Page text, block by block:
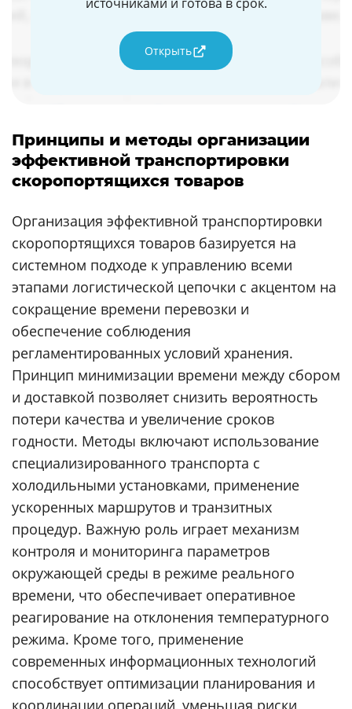
Открыть
Принципы и методы организации
эффективной транспортировки
скоропортящихся товаров
Организация эффективной транспортировки
скоропортящихся товаров базируется на
системном подходе к управлению всеми
этапами логистической цепочки с акцентом на
сокращение времени перевозки и
обеспечение соблюдения
регламентированных условий хранения.
Принцип минимизации времени между сбором
и доставкой позволяет снизить вероятность
потери качества и увеличение сроков
годности. Методы включают использование
специализированного транспорта с
холодильными установками, применение
ускоренных маршрутов и транзитных
процедур. Важную роль играет механизм
контроля и мониторинга параметров
окружающей среды в режиме реального
времени, что обеспечивает оперативное
реагирование на отклонения температурного
режима. Кроме того, применение
современных информационных технологий
способствует оптимизации планирования и